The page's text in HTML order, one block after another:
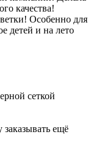
качества!
Особенно для
детей и на лето
сеткой
ещё